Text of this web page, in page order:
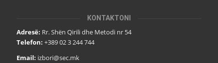
KONTAKTONI
Adresë: Rr. Shën Qirili dhe Metodi nr 54
Telefon: +389 02 3 244 744
Email: izbori@sec.mk